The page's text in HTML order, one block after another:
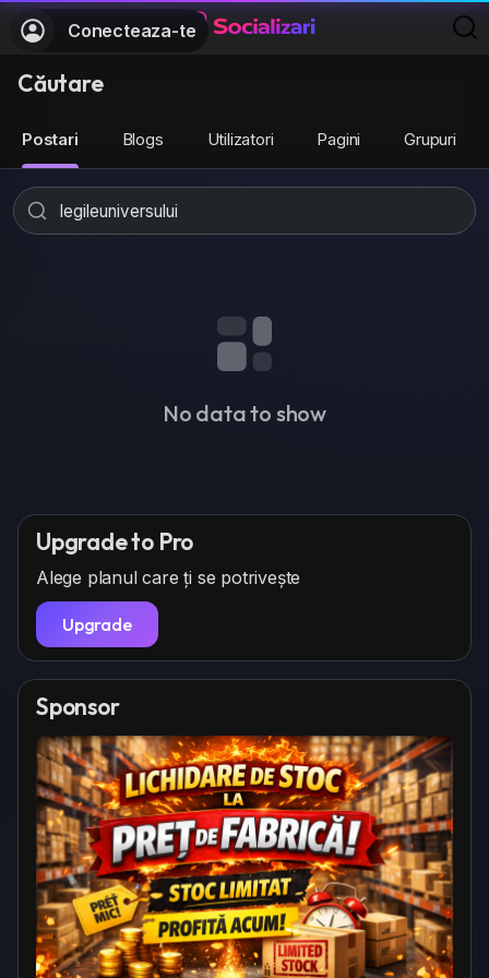
Conecteaza-te
Căutare
Postari Blogs Utilizatori Pagini Grupuri
No data to show
Upgrade to Pro
Alege planul care ți se potrivește
Upgrade
Sponsor